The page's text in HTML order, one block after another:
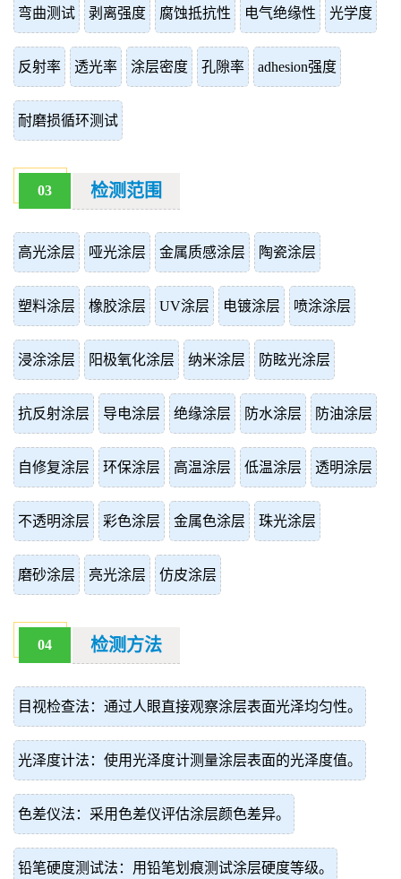
弯曲测试 剥离强度 腐蚀抵抗性 电气绝缘性 光学度
反射率 透光率 涂层密度 孔隙率 adhesion强度
耐磨损循环测试
03 检测范围
高光涂层 哑光涂层 金属质感涂层 陶瓷涂层
塑料涂层 橡胶涂层 UV涂层 电镀涂层 喷涂涂层
浸涂涂层 阳极氧化涂层 纳米涂层 防眩光涂层
抗反射涂层 导电涂层 绝缘涂层 防水涂层 防油涂层
自修复涂层 环保涂层 高温涂层 低温涂层 透明涂层
不透明涂层 彩色涂层 金属色涂层 珠光涂层
磨砂涂层 亮光涂层 仿皮涂层
04 检测方法
目视检查法：通过人眼直接观察涂层表面光泽均匀性。
光泽度计法：使用光泽度计测量涂层表面的光泽度值。
色差仪法：采用色差仪评估涂层颜色差异。
铅笔硬度测试法：用铅笔划痕测试涂层硬度等级。